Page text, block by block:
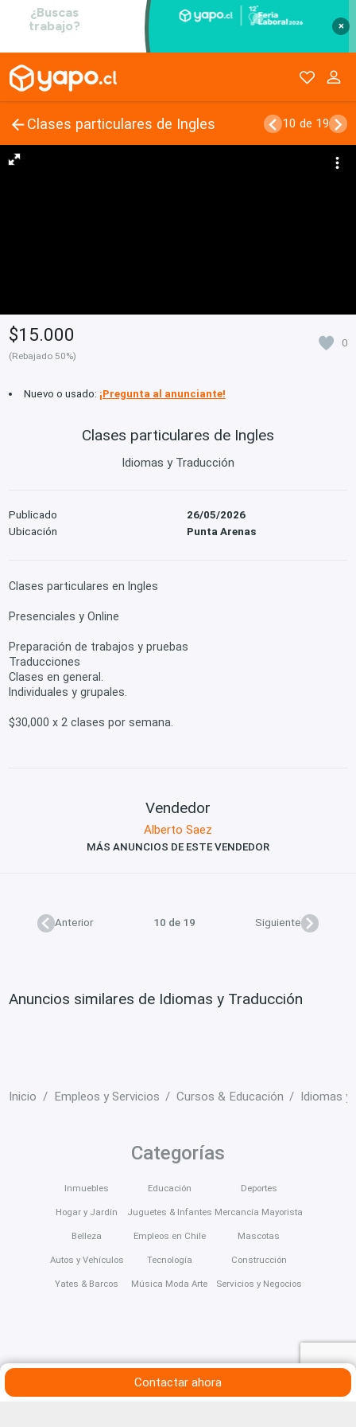
×
Clases particulares de Ingles 10 de 19
$15.000
(Rebajado 50%)
0
Nuevo o usado: ¡Pregunta al anunciante!
Clases particulares de Ingles
Idiomas y Traducción
Publicado
26/05/2026
Ubicación
Punta Arenas
Clases particulares en Ingles
Presenciales y Online
Preparación de trabajos y pruebas
Traducciones
Clases en general.
Individuales y grupales.
$30,000 x 2 clases por semana.
Vendedor
Alberto Saez
MÁS ANUNCIOS DE ESTE VENDEDOR
Anterior 10 de 19 Siguiente
Anuncios similares de Idiomas y Traducción
Inicio Empleos y Servicios Cursos & Educación Idiomas y
Contactar ahora
Categorías
Inmuebles
Hogar y Jardín
Belleza
Autos y Vehículos
Yates & Barcos
Educación
Juguetes & Infantes
Empleos en Chile
Tecnología
Música Moda Arte
Deportes
Mercancía Mayorista
Mascotas
Construcción
Servicios y Negocios